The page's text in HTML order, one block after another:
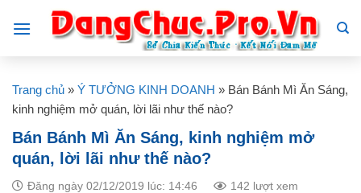
Trang chủ » Ý TƯỞNG KINH DOANH » Bán Bánh Mì Ăn Sáng,
kinh nghiệm mở quán, lời lãi như thế nào?
Bán Bánh Mì Ăn Sáng, kinh nghiệm mở
quán, lời lãi như thế nào?
Đăng ngày 02/12/2019 lúc: 14:46 142 lượt xem